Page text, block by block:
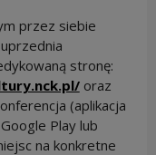
przez siebie
stronę:
oraz
(aplikacja
Play lub
na konkretne